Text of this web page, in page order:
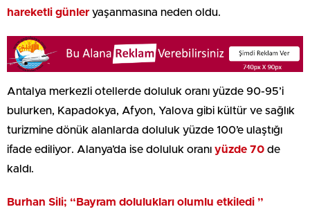
hareketli günler yaşanmasına neden oldu.
Antalya merkezli otellerde doluluk oranı yüzde 90-95’i
bulurken, Kapadokya, Afyon, Yalova gibi kültür ve sağlık
turizmine dönük alanlarda doluluk yüzde 100’e ulaştığı
ifade ediliyor. Alanya’da ise doluluk oranı yüzde 70 de
kaldı.
Burhan Sili; “Bayram dolulukları olumlu etkiledi ”